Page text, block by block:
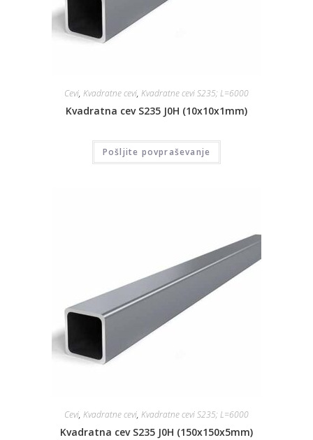
Cevi, Kvadratne cevi, Kvadratne cevi S235; L=6000
Kvadratna cev S235 J0H (10x10x1mm)
Pošljite povpraševanje
Cevi, Kvadratne cevi, Kvadratne cevi S235; L=6000
Kvadratna cev S235 J0H (150x150x5mm)